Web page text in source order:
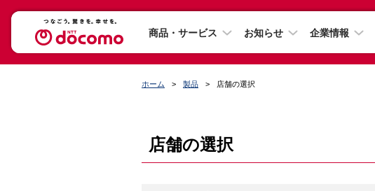
商品・サービス お知らせ 企業情報
ホーム 製品 店舗の選択
店舗の選択